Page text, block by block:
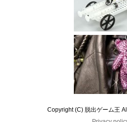
Copyright (C) 脱出ゲーム王